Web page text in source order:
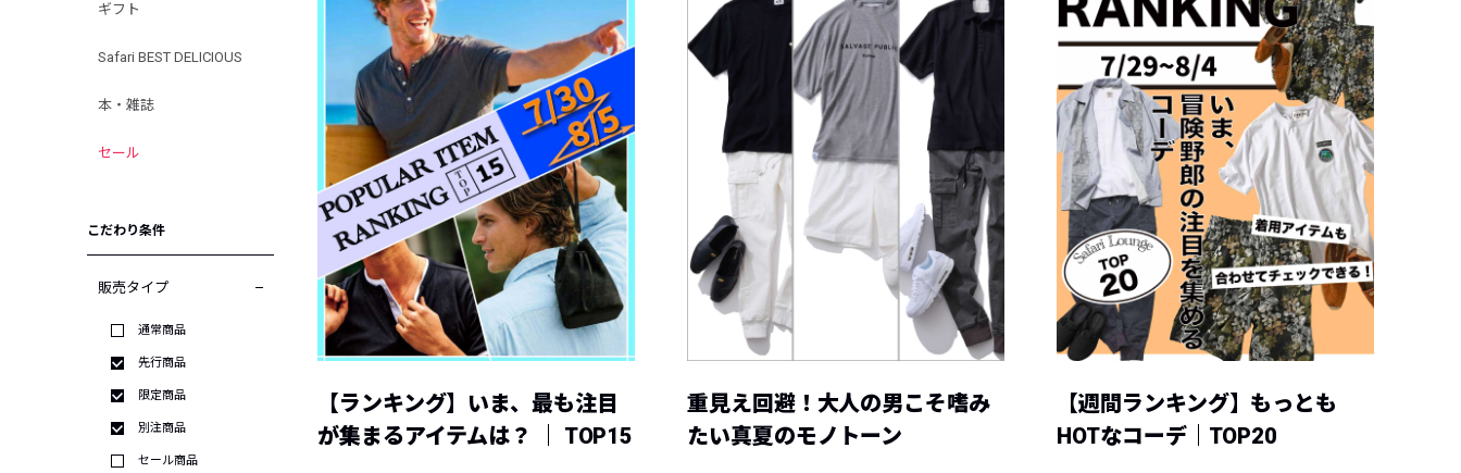
ギフト
Safari BEST DELICIOUS
本・雑誌
セール
こだわり条件
販売タイプ
通常商品
先行商品
限定商品
別注商品
セール商品
【ランキング】いま、最も注目
が集まるアイテムは？ ｜ TOP15
重見え回避！大人の男こそ嗜み
たい真夏のモノトーン
【週間ランキング】もっとも
HOTなコーデ｜TOP20